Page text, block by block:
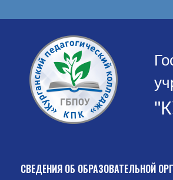
СВЕДЕНИЯ ОБ ОБРАЗОВАТЕЛЬНОЙ